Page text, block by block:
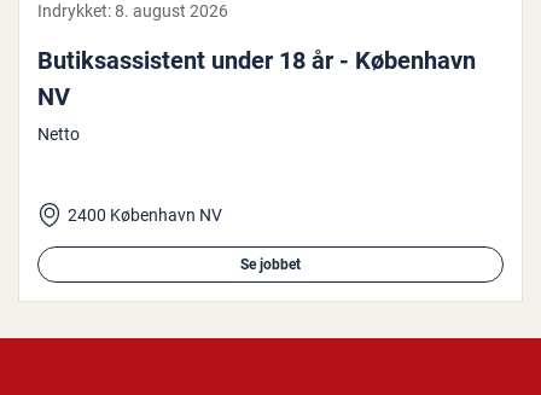
Indrykket:8. august 2026
Bu­tiksas­si­stent under 18 år - København
NV
Netto
2400 København NV
Se jobbet